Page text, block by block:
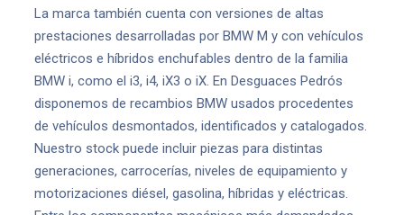
La marca también cuenta con versiones de altas
prestaciones desarrolladas por BMW M y con vehículos
eléctricos e híbridos enchufables dentro de la familia
BMW i, como el i3, i4, iX3 o iX. En Desguaces Pedrós
disponemos de recambios BMW usados procedentes
de vehículos desmontados, identificados y catalogados.
Nuestro stock puede incluir piezas para distintas
generaciones, carrocerías, niveles de equipamiento y
motorizaciones diésel, gasolina, híbridas y eléctricas.